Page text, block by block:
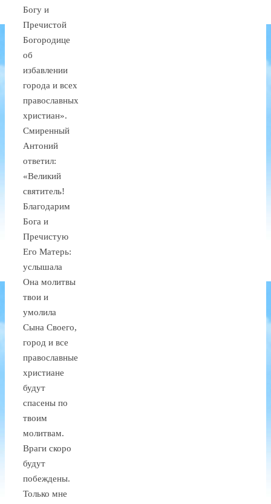
Богу и
Пречистой
Богородице
об
избавлении
города и всех
православных
христиан».
Смиренный
Антоний
ответил:
«Великий
святитель!
Благодарим
Бога и
Пречистую
Его Матерь:
услышала
Она молитвы
твои и
умолила
Сына Своего,
город и все
православные
христиане
будут
спасены по
твоим
молитвам.
Враги скоро
будут
побеждены.
Только мне